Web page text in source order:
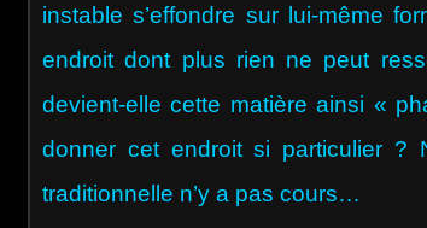
instable s’effondre sur lui-même
endroit dont plus rien ne peut
devient-elle cette matière ainsi «
donner cet endroit si particulier ?
traditionnelle n’y a pas cours…